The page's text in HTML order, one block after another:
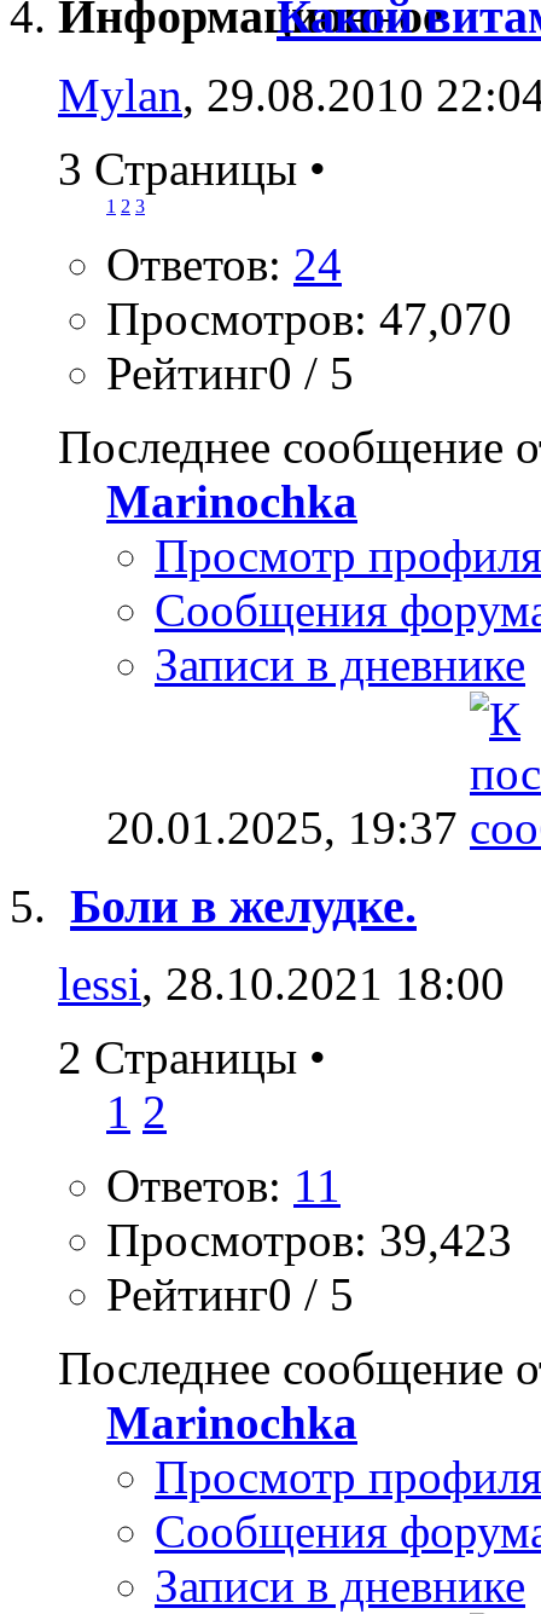
Какой
Mylan, 29.08.2010
3 Страницы •
1 2 3
Ответов: 24
Просмотров: 47,070
Рейтинг0 / 5
Последнее сообщение
Marinochka
Просмотр профиля
Сообщения
Записи в дневнике
20.01.2025, 19:37
Боли в желудке.
lessi, 28.10.2021 18:00
2 Страницы •
1 2
Ответов: 11
Просмотров: 39,423
Рейтинг0 / 5
Последнее сообщение
Marinochka
Просмотр профиля
Сообщения
Записи в дневнике